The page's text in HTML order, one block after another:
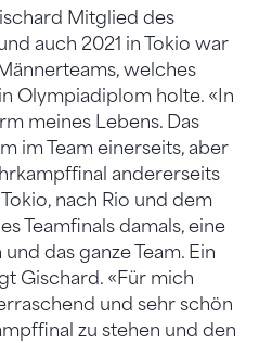
Mitglied des
auch 2021 in Tokio war
welches
Olympiadiplom holte. «In
meines Lebens. Das
im Team einerseits, aber
andererseits
nach Rio und dem
Teamfinals damals, eine
das ganze Team. Ein
Gischard. «Für mich
und sehr schön
zu stehen und den